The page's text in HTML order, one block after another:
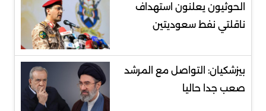
الحوثيون يعلنون استهداف
ناقلتي نفط سعوديتين
بيزشكيان: التواصل مع المرشد
صعب جدا حاليا